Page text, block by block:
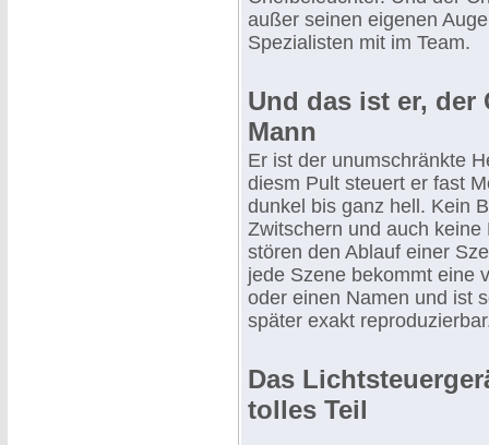
außer seinen eigenen
Spezialisten mit im Team.
Und das ist er, der
Mann
Er ist der unumschränkte
diesm Pult steuert er fast
dunkel bis ganz hell. Kein
Zwitschern und auch keine
stören den Ablauf einer
jede Szene bekommt eine
oder einen Namen und ist
später exakt
Das
tolles Teil